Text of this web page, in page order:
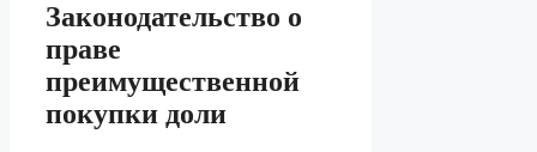
Законодательство о
праве
преимущественной
покупки доли